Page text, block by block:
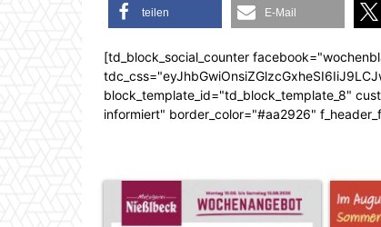
teilen E-Mail
[td_block_social_counter
block_template_id="td_block_template_8"
informiert" border_color="#aa2926"